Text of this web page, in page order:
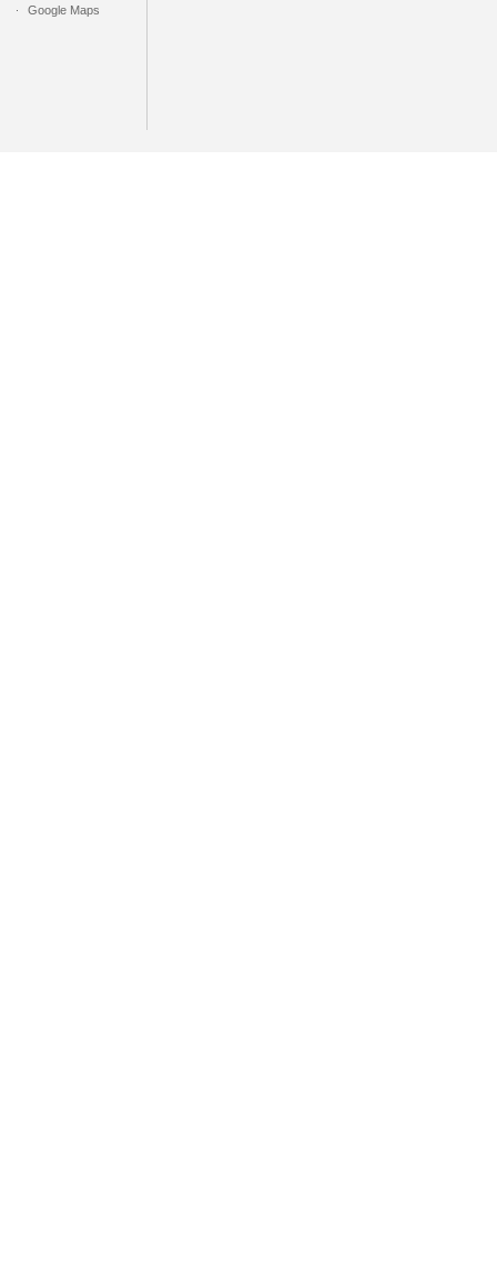
Google Maps